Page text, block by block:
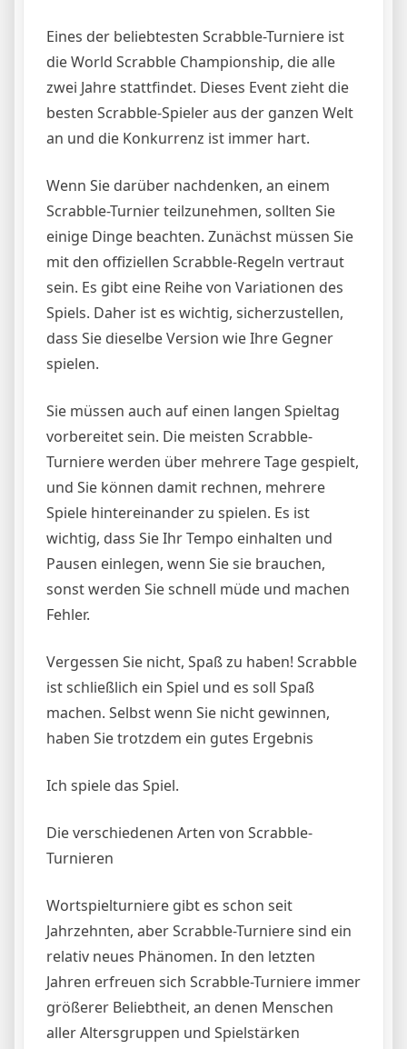
Eines der beliebtesten Scrabble-Turniere ist
die World Scrabble Championship, die alle
zwei Jahre stattfindet. Dieses Event zieht die
besten Scrabble-Spieler aus der ganzen Welt
an und die Konkurrenz ist immer hart.
Wenn Sie darüber nachdenken, an einem
Scrabble-Turnier teilzunehmen, sollten Sie
einige Dinge beachten. Zunächst müssen Sie
mit den offiziellen Scrabble-Regeln vertraut
sein. Es gibt eine Reihe von Variationen des
Spiels. Daher ist es wichtig, sicherzustellen,
dass Sie dieselbe Version wie Ihre Gegner
spielen.
Sie müssen auch auf einen langen Spieltag
vorbereitet sein. Die meisten Scrabble-
Turniere werden über mehrere Tage gespielt,
und Sie können damit rechnen, mehrere
Spiele hintereinander zu spielen. Es ist
wichtig, dass Sie Ihr Tempo einhalten und
Pausen einlegen, wenn Sie sie brauchen,
sonst werden Sie schnell müde und machen
Fehler.
Vergessen Sie nicht, Spaß zu haben! Scrabble
ist schließlich ein Spiel und es soll Spaß
machen. Selbst wenn Sie nicht gewinnen,
haben Sie trotzdem ein gutes Ergebnis
Ich spiele das Spiel.
Die verschiedenen Arten von Scrabble-
Turnieren
Wortspielturniere gibt es schon seit
Jahrzehnten, aber Scrabble-Turniere sind ein
relativ neues Phänomen. In den letzten
Jahren erfreuen sich Scrabble-Turniere immer
größerer Beliebtheit, an denen Menschen
aller Altersgruppen und Spielstärken